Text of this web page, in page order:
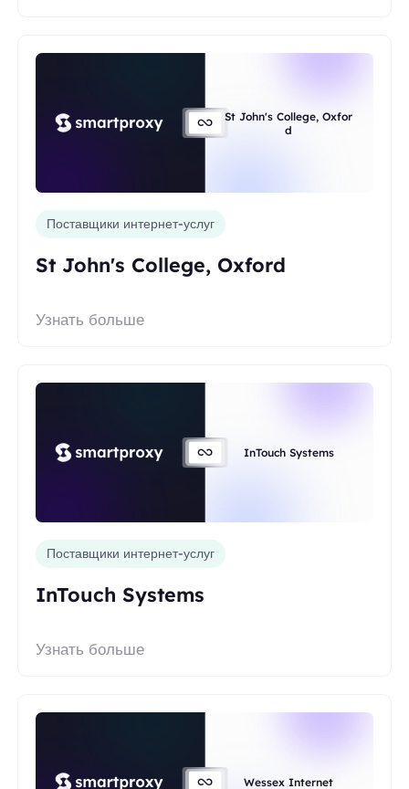
St John's College, Oxfor
d
Поставщики интернет-услуг
St John's College, Oxford
Узнать больше
InTouch Systems
Поставщики интернет-услуг
InTouch Systems
Узнать больше
Wessex Internet